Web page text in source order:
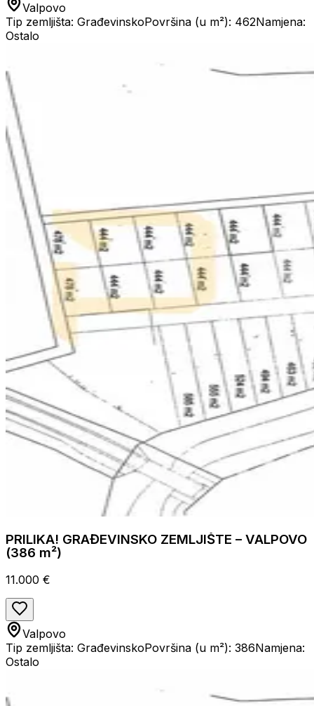
Valpovo
Tip zemljišta: GrađevinskoPovršina (u m²): 462Namjena:
Ostalo
PRILIKA! GRAĐEVINSKO ZEMLJIŠTE – VALPOVO
(386 m²)
11.000 €
Valpovo
Tip zemljišta: GrađevinskoPovršina (u m²): 386Namjena:
Ostalo